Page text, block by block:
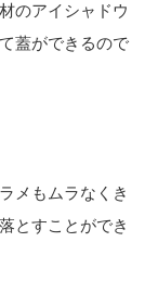
のアイシャドウ
蓋ができるので
メもムラなくき
とすことができ